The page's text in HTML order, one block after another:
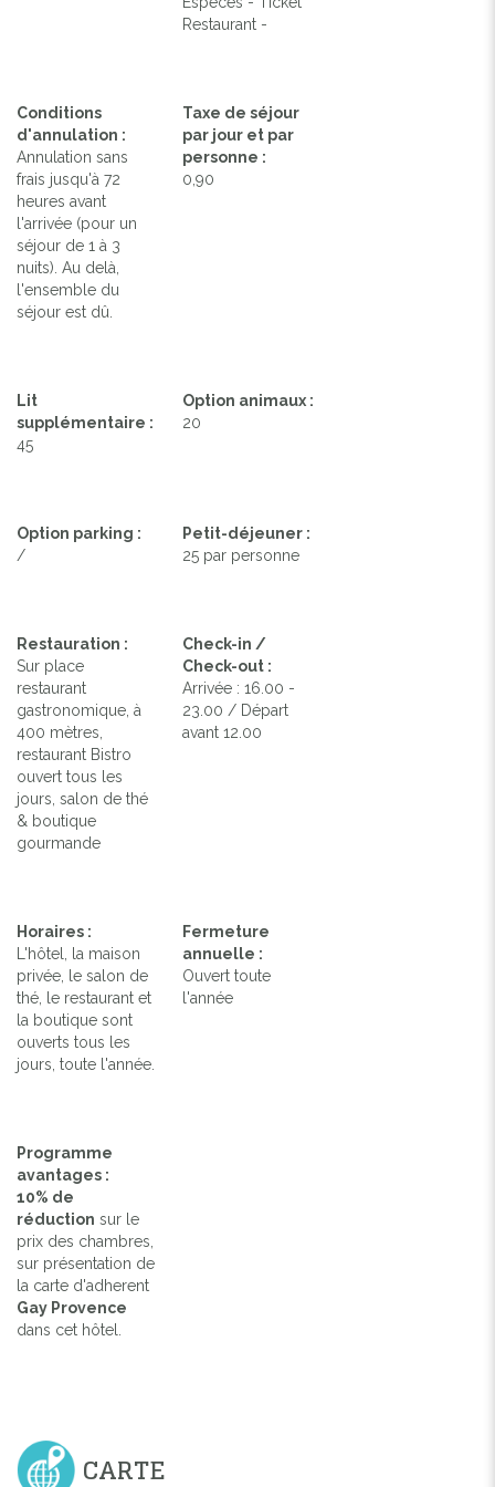
Restaurant -
Conditions
d'annulation :
Annulation sans
frais jusqu'à 72
heures avant
l'arrivée (pour un
séjour de 1 à 3
nuits). Au delà,
l'ensemble du
séjour est dû.
Taxe de séjour
par jour et par
personne :
0,90
Lit
supplémentaire :
45
Option animaux :
20
Option parking :
/
Petit-déjeuner :
25 par personne
Restauration :
Sur place
restaurant
gastronomique, à
400 mètres,
restaurant Bistro
ouvert tous les
jours, salon de thé
& boutique
gourmande
Check-in /
Check-out :
Arrivée : 16.00 -
23.00 / Départ
avant 12.00
Horaires :
L'hôtel, la maison
privée, le salon de
thé, le restaurant et
la boutique sont
ouverts tous les
jours, toute l'année.
Fermeture
annuelle :
Ouvert toute
l'année
Programme
avantages :
10% de
réduction sur le
prix des chambres,
sur présentation de
la carte d'adherent
Gay Provence
dans cet hôtel.
CARTE